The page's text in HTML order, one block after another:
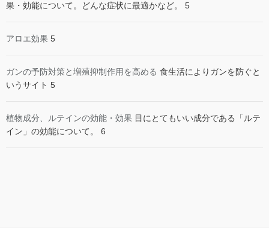
果・効能について。どんな症状に最適かなど。 5
アロエ効果 5
ガンの予防対策と増殖抑制作用を高める 食生活によりガンを防ぐと
いうサイト 5
植物成分、ルテインの効能・効果 目にとてもいい成分である「ルテ
イン」の効能について。 6